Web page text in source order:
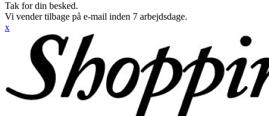
Tak for din besked.
Vi vender tilbage på e-mail inden 7 arbejdsdage.
x